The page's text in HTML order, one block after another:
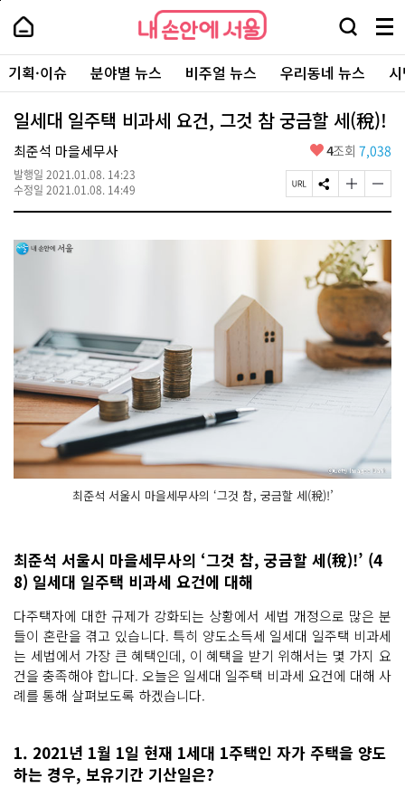
본
로
가
기
내
손
안
에
서
울
-
서
울
시
대
표
소
포
털
내
손
에
서
울
검
창
열
기
메
뉴
전
체
보
기
주
요
서
기획·이슈 분야별 뉴스 비주얼 뉴스 우리동네 뉴스
일세대 일주택 비과세 요건, 그것 참 궁금할 세(稅)!
최준석 마을세무사
발행일 2021.01.08. 14:23
수정일 2021.01.08. 14:49
좋
요
4조회 7,038
페
이
U
복
사
S
N
공
유
하
기
글
자
기
크
게
변
경
기
글
자
기
작
게
변
경
하
기
최준석 서울시 마을세무사의 ‘그것 참, 궁금할 세(稅)!’
최준석 서울시 마을세무사의 ‘그것 참, 궁금할 세(稅)!’ (4
8) 일세대 일주택 비과세 요건에 대해
다주택자에 대한 규제가 강화되는 상황에서 세법 개정으로 많은 분
들이 혼란을 겪고 있습니다. 특히 양도소득세 일세대 일주택 비과세
는 세법에서 가장 큰 혜택인데, 이 혜택을 받기 위해서는 몇 가지 요
건을 충족해야 합니다. 오늘은 일세대 일주택 비과세 요건에 대해 사
례를 통해 살펴보도록 하겠습니다.
1. 2021년 1월 1일 현재 1세대 1주택인 자가 주택을 양도
하는 경우, 보유기간 기산일은?
페
상
단
으
로